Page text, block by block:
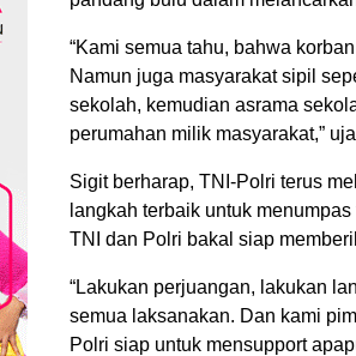
“Kami semua tahu, bahwa
Namun juga masyarakat sipil
sekolah, kemudian asrama
perumahan milik masyarakat,”
Sigit berharap, TNI-Polri terus
langkah terbaik untuk
TNI dan Polri bakal siap
“Lakukan perjuangan, lakukan
semua laksanakan. Dan kami
Polri siap untuk mensupport